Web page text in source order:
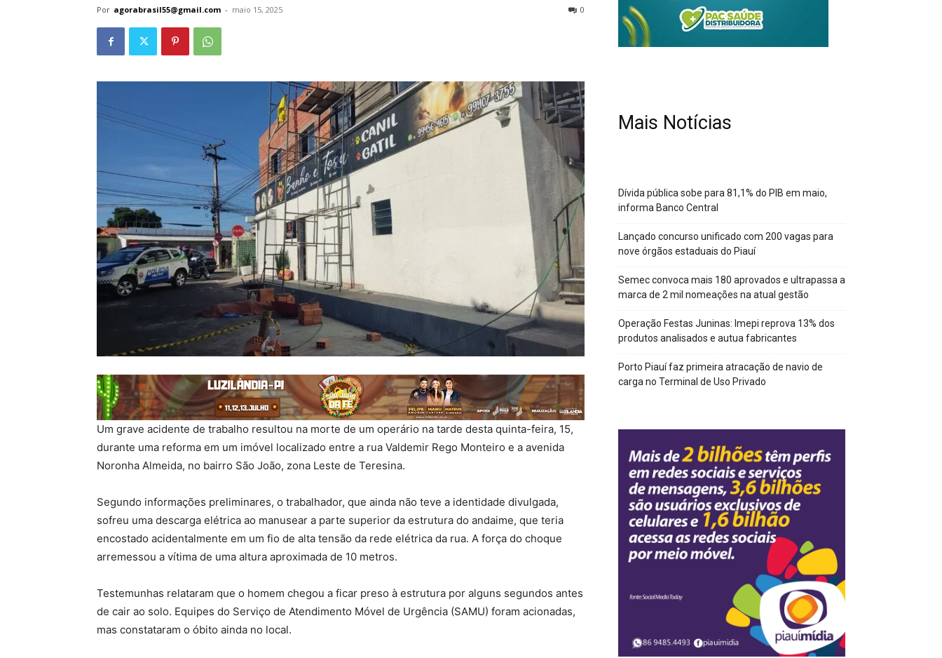
Por agorabrasil55@gmail.com - maio 15, 2025 0
Um grave acidente de trabalho resultou na morte de um operário na tarde desta quinta-feira, 15,
durante uma reforma em um imóvel localizado entre a rua Valdemir Rego Monteiro e a avenida
Noronha Almeida, no bairro São João, zona Leste de Teresina.
Segundo informações preliminares, o trabalhador, que ainda não teve a identidade divulgada,
sofreu uma descarga elétrica ao manusear a parte superior da estrutura do andaime, que teria
encostado acidentalmente em um fio de alta tensão da rede elétrica da rua. A força do choque
arremessou a vítima de uma altura aproximada de 10 metros.
Testemunhas relataram que o homem chegou a ficar preso à estrutura por alguns segundos antes
de cair ao solo. Equipes do Serviço de Atendimento Móvel de Urgência (SAMU) foram acionadas,
mas constataram o óbito ainda no local.
Mais Notícias
Dívida pública sobe para 81,1% do PIB em maio,
informa Banco Central
Lançado concurso unificado com 200 vagas para
nove órgãos estaduais do Piauí
Semec convoca mais 180 aprovados e ultrapassa a
marca de 2 mil nomeações na atual gestão
Operação Festas Juninas: Imepi reprova 13% dos
produtos analisados e autua fabricantes
Porto Piauí faz primeira atracação de navio de
carga no Terminal de Uso Privado